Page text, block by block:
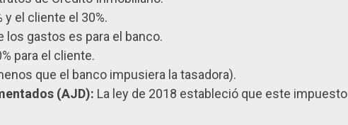
y el cliente el 30%.
los gastos es para el banco.
para el cliente.
que el banco impusiera la tasadora).
(AJD): La ley de 2018 estableció que este impuesto